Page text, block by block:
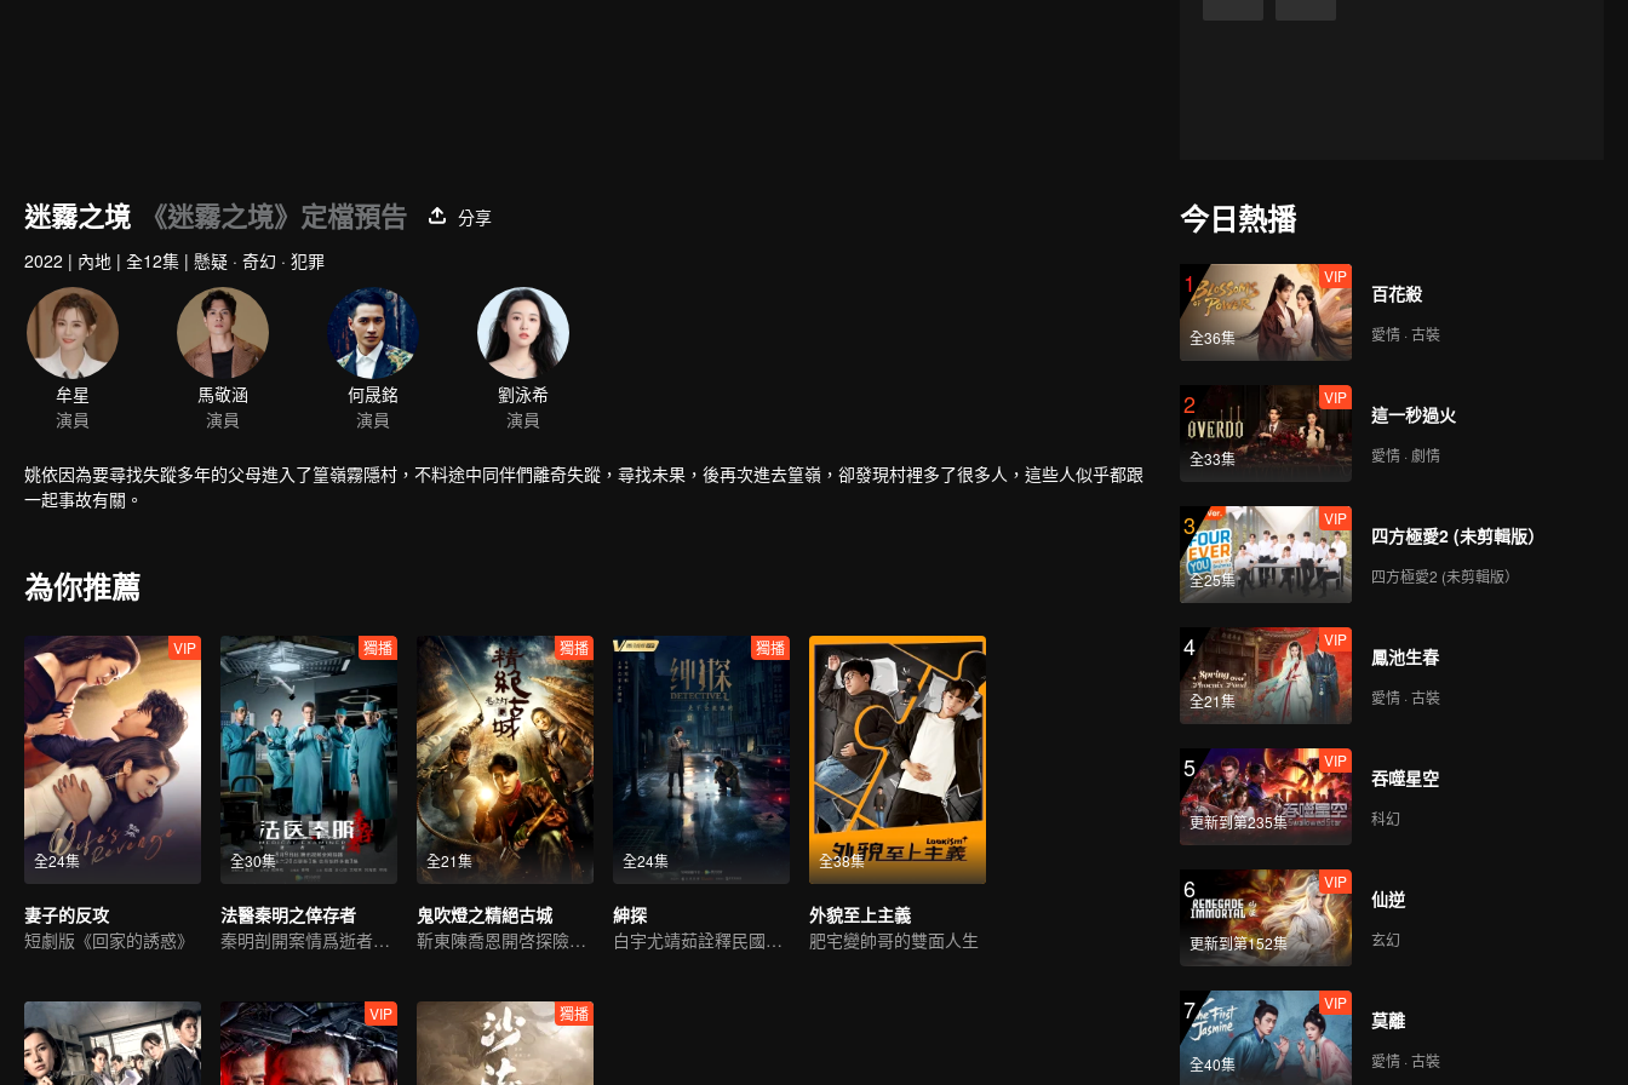
迷霧之境 《迷霧之境》定檔預告
分享
2022 | 內地 | 全12集 | 懸疑 · 奇幻 · 犯罪
牟星
演員
馬敬涵
演員
何晟銘
演員
劉泳希
演員
姚依因為要尋找失蹤多年的父母進入了篁嶺霧隱村，不料途中同伴們離奇失蹤，尋找未果，後再次進去篁嶺，卻發現村裡多了很多人，這些人似乎都跟
一起事故有關。
為你推薦
全24集
VIP
妻子的反攻
短劇版《回家的誘惑》
全30集
獨播
法醫秦明之倖存者
秦明剖開案情爲逝者代言
全21集
獨播
鬼吹燈之精絕古城
靳東陳喬恩開啓探險之旅
全24集
獨播
紳探
白宇尤靖茹詮釋民國偵探範
全38集
外貌至上主義
肥宅變帥哥的雙面人生
VIP 獨播
今日熱播
1
全36集
VIP
百花殺
愛情 · 古裝
2
全33集
VIP
這一秒過火
愛情 · 劇情
3
全25集
VIP
四方極愛2 (未剪輯版）
四方極愛2 (未剪輯版）
4
全21集
VIP
鳳池生春
愛情 · 古裝
5
更新到第235集
VIP
吞噬星空
科幻
6
更新到第152集
VIP
仙逆
玄幻
7
全40集
VIP
莫離
愛情 · 古裝